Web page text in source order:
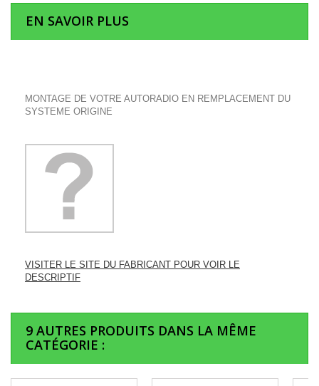
EN SAVOIR PLUS
MONTAGE DE VOTRE AUTORADIO EN REMPLACEMENT DU
SYSTEME ORIGINE
VISITER LE SITE DU FABRICANT POUR VOIR LE
DESCRIPTIF
9 AUTRES PRODUITS DANS LA MÊME
CATÉGORIE :